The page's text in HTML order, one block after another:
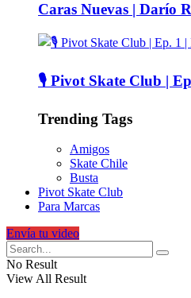
Caras Nuevas | Darío
🎙️ Pivot Skate Club |
Trending Tags
Amigos
Skate Chile
Busta
Pivot Skate Club
Para Marcas
Envía tu video
No Result
View All Result